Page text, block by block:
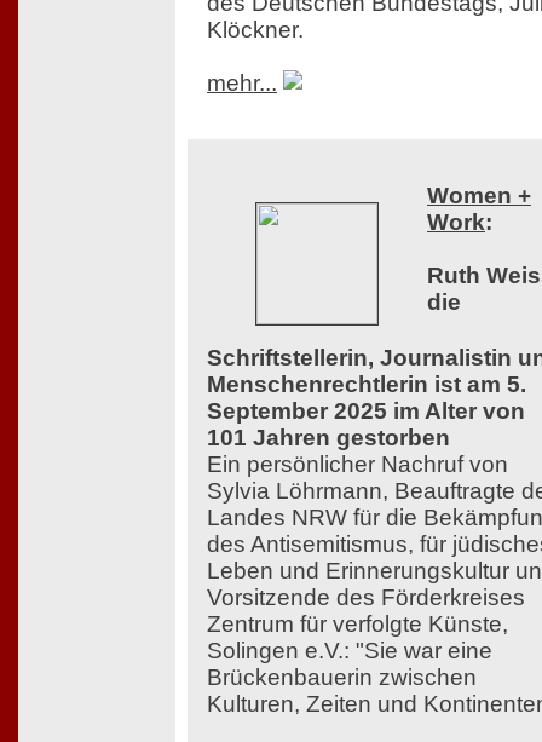
Klöckner.
mehr...
Women +
Work:
Ruth
die
Schriftstellerin, Journalistin
Menschenrechtlerin ist am 5.
September 2025 im Alter von
101 Jahren gestorben
Ein persönlicher Nachruf von
Sylvia Löhrmann, Beauftragte
Landes NRW für die
des Antisemitismus, für
Leben und Erinnerungskultur
Vorsitzende des Förderkreises
Zentrum für verfolgte Künste,
Solingen e.V.: "Sie war eine
Brückenbauerin zwischen
Kulturen, Zeiten und